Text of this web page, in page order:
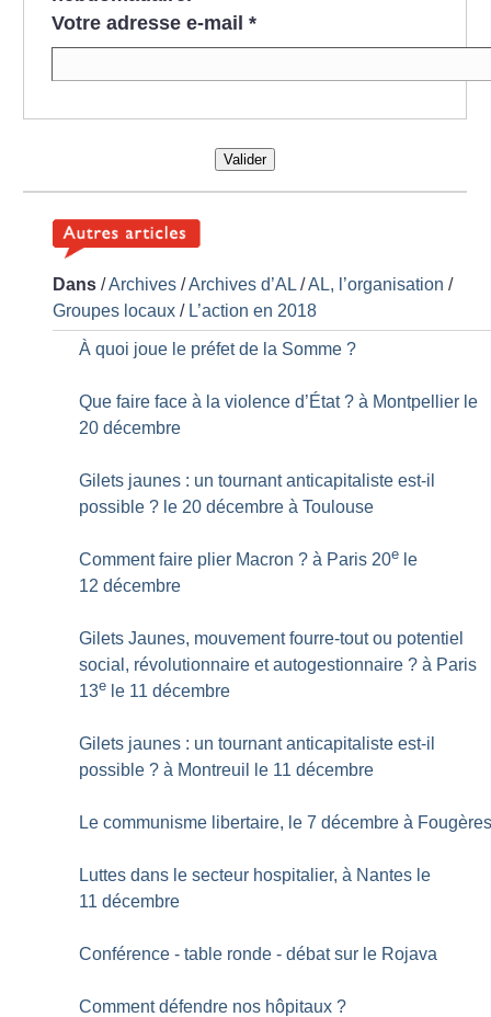
Votre adresse e-mail *
Valider
Dans /Archives /Archives d’AL /AL, l’organisation /
Groupes locaux / L’action en 2018
À quoi joue le préfet de la Somme ?
Que faire face à la violence d’État ? à Montpellier le
20 décembre
Gilets jaunes : un tournant anticapitaliste est-il
possible ? le 20 décembre à Toulouse
Comment faire plier Macron ? à Paris 20e le
12 décembre
Gilets Jaunes, mouvement fourre-tout ou potentiel
social, révolutionnaire et autogestionnaire ? à Paris
13e le 11 décembre
Gilets jaunes : un tournant anticapitaliste est-il
possible ? à Montreuil le 11 décembre
Le communisme libertaire, le 7 décembre à
Luttes dans le secteur hospitalier, à Nantes le
11 décembre
Conférence - table ronde - débat sur le Rojava
Comment défendre nos hôpitaux ?